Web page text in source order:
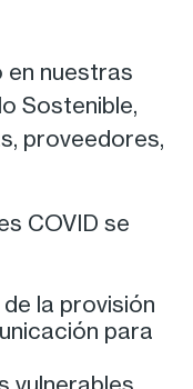
nuestras
Sostenible,
proveedores,
COVID se
la provisión
para